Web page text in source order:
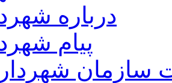
درباره
پیام
سازمان